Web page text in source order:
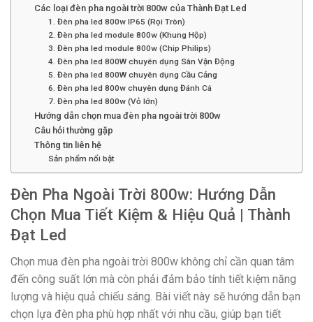
Các loại đèn pha ngoài trời 800w của Thành Đạt Led
1. Đèn pha led 800w IP65 (Rọi Tròn)
2. Đèn pha led module 800w (Khung Hộp)
3. Đèn pha led module 800w (Chip Philips)
4. Đèn pha led 800W chuyên dụng Sân Vận Động
5. Đèn pha led 800W chuyên dụng Cầu Cảng
6. Đèn pha led 800w chuyên dụng Đánh Cá
7. Đèn pha led 800w (Vỏ lớn)
Hướng dẫn chọn mua đèn pha ngoài trời 800w
Câu hỏi thường gặp
Thông tin liên hệ
Sản phẩm nổi bật
Đèn Pha Ngoài Trời 800w: Hướng Dẫn
Chọn Mua Tiết Kiệm & Hiệu Quả | Thành
Đạt Led
Chọn mua đèn pha ngoài trời 800w không chỉ cần quan tâm
đến công suất lớn mà còn phải đảm bảo tính tiết kiệm năng
lượng và hiệu quả chiếu sáng. Bài viết này sẽ hướng dẫn bạn
chọn lựa đèn pha phù hợp nhất với nhu cầu, giúp bạn tiết